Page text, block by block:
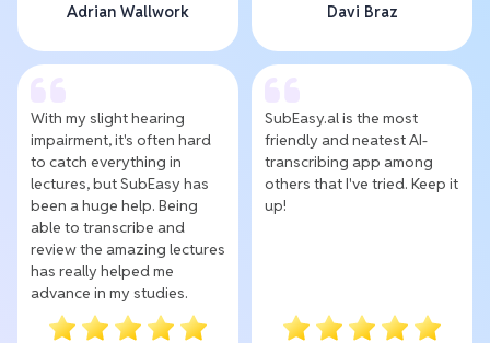
Adrian Wallwork Davi Braz
With my slight hearing
impairment, it's often hard
to catch everything in
lectures, but SubEasy has
been a huge help. Being
able to transcribe and
review the amazing lectures
has really helped me
advance in my studies.
SubEasy.al is the most
friendly and neatest AI-
transcribing app among
others that I've tried. Keep it
up!